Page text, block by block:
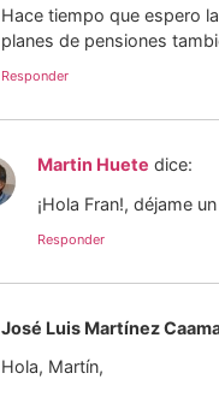
Hace tiempo que espero
planes de pensiones
Responder
Martin Huete dice:
¡Hola Fran!, déjame
Responder
José Luis Martínez
Hola, Martín,